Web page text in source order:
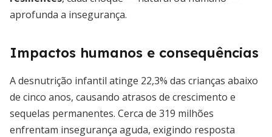
aprofunda a insegurança.
Impactos humanos e consequências
A desnutrição infantil atinge 22,3% das crianças abaixo
de cinco anos, causando atrasos de crescimento e
sequelas permanentes. Cerca de 319 milhões
enfrentam insegurança aguda, exigindo resposta